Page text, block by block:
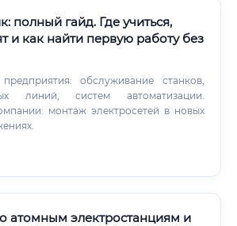
полный гайд. Где учиться,
и как найти первую работу без
обслуживание станков,
линий, систем автоматизации.
монтаж электросетей в новых
атомным электростанциям и